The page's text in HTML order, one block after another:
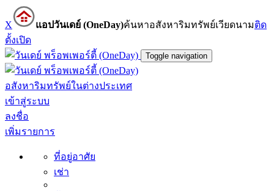
X แอปวันเดย์ (OneDay)ค้นหาอสังหาริมทรัพย์เวียดนามติด
ตั้งเปิด
Toggle navigation
อสังหาริมทรัพย์ในต่างประเทศ
เข้าสู่ระบบ
ลงชื่อ
เพิ่มรายการ
ที่อยู่อาศัย
เช่า